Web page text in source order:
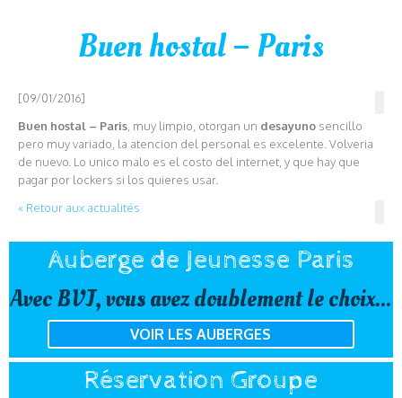
Buen hostal – Paris
[09/01/2016]
Buen hostal – Paris, muy limpio, otorgan un desayuno sencillo
pero muy variado, la atencion del personal es excelente. Volveria
de nuevo. Lo unico malo es el costo del internet, y que hay que
pagar por lockers si los quieres usar.
« Retour aux actualités
Auberge de Jeunesse Paris
Avec BVJ, vous avez doublement le choix...
VOIR LES AUBERGES
Réservation Groupe